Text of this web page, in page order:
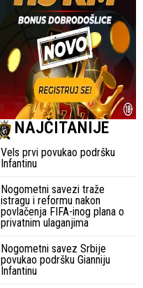
NAJČITANIJE
Vels prvi povukao podršku
Infantinu
Nogometni savezi traže
istragu i reformu nakon
povlačenja FIFA-inog plana o
privatnim ulaganjima
Nogometni savez Srbije
povukao podršku Gianniju
Infantinu